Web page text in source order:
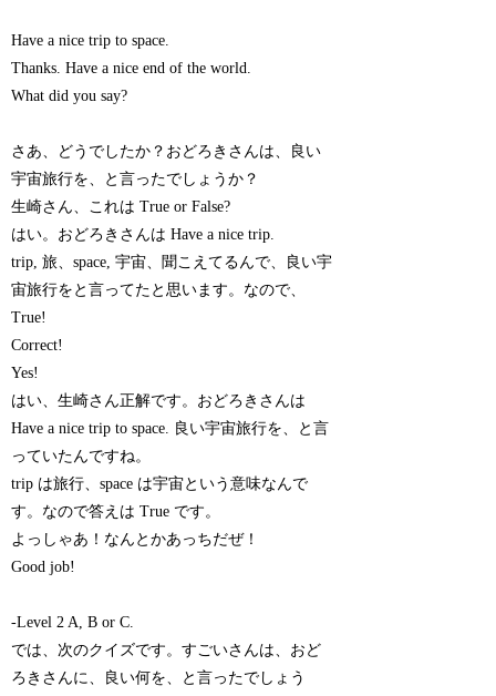
Have a nice trip to space.
Thanks. Have a nice end of the world.
What did you say?
さあ、どうでしたか？おどろきさんは、良い
宇宙旅行を、と言ったでしょうか？
生崎さん、これは True or False?
はい。おどろきさんは Have a nice trip.
trip, 旅、space, 宇宙、聞こえてるんで、良い宇
宙旅行をと言ってたと思います。なので、
True!
Correct!
Yes!
はい、生崎さん正解です。おどろきさんは
Have a nice trip to space. 良い宇宙旅行を、と言
っていたんですね。
trip は旅行、space は宇宙という意味なんで
す。なので答えは True です。
よっしゃあ！なんとかあっちだぜ！
Good job!
-Level 2 A, B or C.
では、次のクイズです。すごいさんは、おど
ろきさんに、良い何を、と言ったでしょう